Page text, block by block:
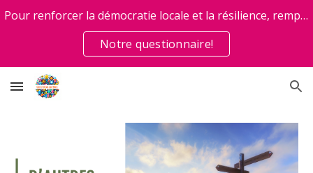
Skip to navigation
Pour renforcer la démocratie locale et la résilience, remplissez
Notre questionnaire!